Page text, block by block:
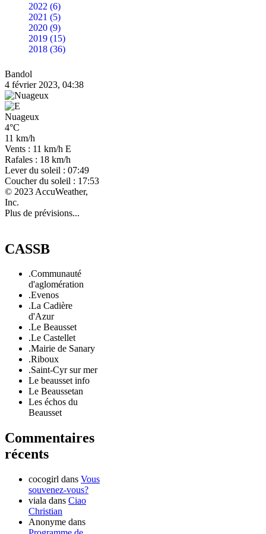
2022 (6)
2021 (5)
2020 (9)
2019 (15)
2018 (36)
Bandol
4 février 2023, 04:38
Nuageux
4°C
11 km/h
Vents : 11 km/h E
Rafales : 18 km/h
Lever du soleil : 07:49
Coucher du soleil : 17:53
© 2023 AccuWeather,
Inc.
Plus de prévisions...
CASSB
.Communauté
d'aglomération
.Evenos
.La Cadière
d'Azur
.Le Beausset
.Le Castellet
.Mairie de Sanary
.Riboux
.Saint-Cyr sur mer
Le beausset info
Le Beaussetan
Les échos du
Beausset
Commentaires
récents
cocogirl dans Vous
souvenez-vous?
viala dans Ciao
Christian
Anonyme dans